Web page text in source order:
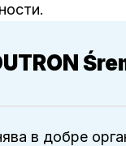
в добре